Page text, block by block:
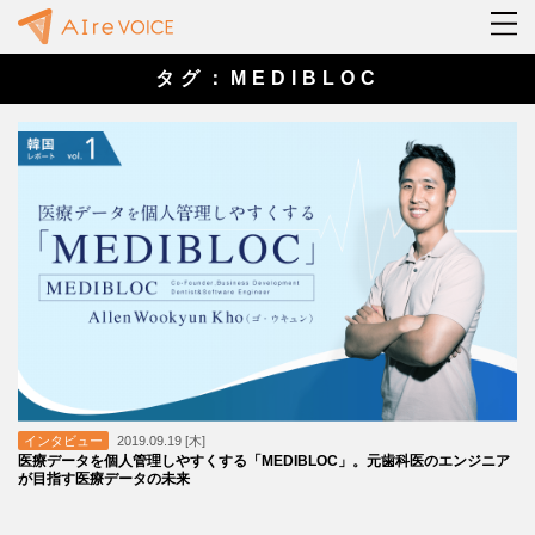
タグ：MEDIBLOC
インタビュー 2019.09.19 [木]
医療データを個人管理しやすくする「MEDIBLOC」。元歯科医のエンジニア
が目指す医療データの未来